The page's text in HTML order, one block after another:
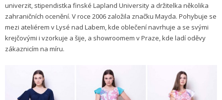
univerzit, stipendistka finské Lapland University a držitelka několika
zahraničních ocenění. V roce 2006 založila značku Mayda. Pohybuje se
mezi ateliérem v Lysé nad Labem, kde oblečení navrhuje a se svými
krejčovými i vzorkuje a šije, a showroomem v Praze, kde ladí oděvy
zákaznicím na míru.